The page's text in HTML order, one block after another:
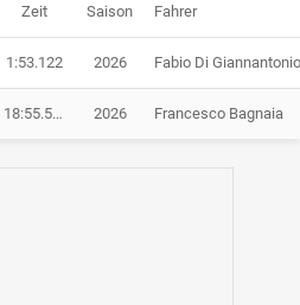
Zeit Saison Fahrer
1:53.122 2026 Fabio Di Giannantonio
18:55.527 2026 Francesco Bagnaia